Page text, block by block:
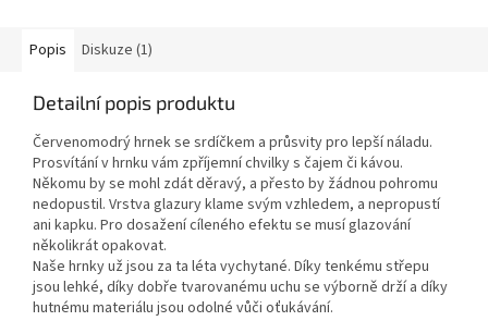
Popis Diskuze (1)
Detailní popis produktu
Červenomodrý hrnek se srdíčkem a průsvity pro lepší náladu.
Prosvítání v hrnku vám zpříjemní chvilky s čajem či kávou.
Někomu by se mohl zdát děravý, a přesto by žádnou pohromu
nedopustil. Vrstva glazury klame svým vzhledem, a nepropustí
ani kapku. Pro dosažení cíleného efektu se musí glazování
několikrát opakovat.
Naše hrnky už jsou za ta léta vychytané. Díky tenkému střepu
jsou lehké, díky dobře tvarovanému uchu se výborně drží a díky
hutnému materiálu jsou odolné vůči oťukávání.